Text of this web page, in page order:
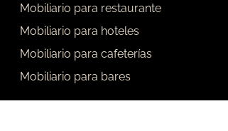
Mobiliario para restaurante
Mobiliario para hoteles
Mobiliario para cafeterías
Mobiliario para bares